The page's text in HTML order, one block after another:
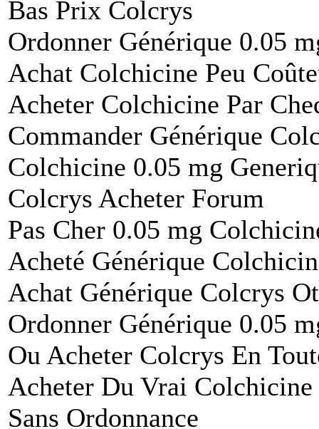
Bas Prix Colcrys
Ordonner Générique 0.05
Achat Colchicine Peu
Acheter Colchicine Par
Commander Générique
Colchicine 0.05 mg
Colcrys Acheter Forum
Pas Cher 0.05 mg
Acheté Générique
Achat Générique Colcrys
Ordonner Générique 0.05
Ou Acheter Colcrys En
Acheter Du Vrai
Sans Ordonnance